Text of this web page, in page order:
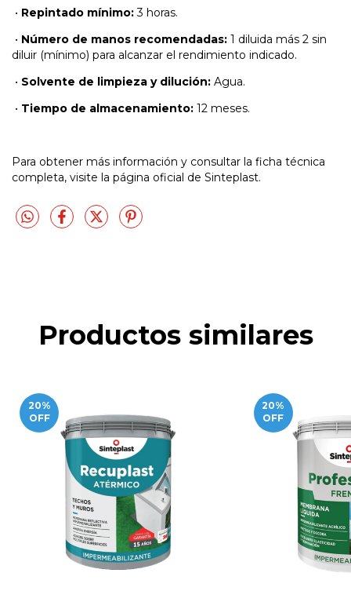
• Repintado mínimo:3 horas.
• Número de manos recomendadas: 1 diluida más 2 sin
diluir (mínimo) para alcanzar el rendimiento indicado.
• Solvente de limpieza y dilución: Agua.
• Tiempo de almacenamiento: 12 meses.
Para obtener más información y consultar la ficha técnica
completa, visite la página oficial de Sinteplast.
Productos similares
20%
OFF
20%
OFF